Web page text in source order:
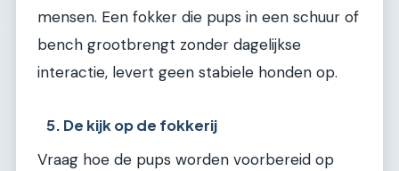
mensen. Een fokker die pups in een schuur of
bench grootbrengt zonder dagelijkse
interactie, levert geen stabiele honden op.
5. De kijk op de fokkerij
Vraag hoe de pups worden voorbereid op